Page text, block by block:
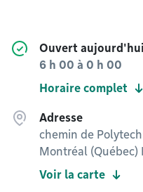
Ouvert aujourd'hui
6 h 00 à 0 h 00
Horaire complet
Adresse
chemin de
Montréal (Québec)
Voir la carte